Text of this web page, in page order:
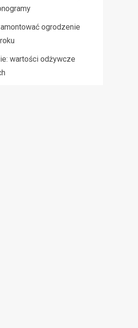
ogrodzenie
wartości odżywcze